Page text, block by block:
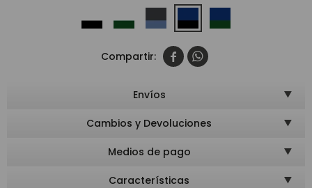
 
Envíos
Cambios y Devoluciones
Medios de pago
Características